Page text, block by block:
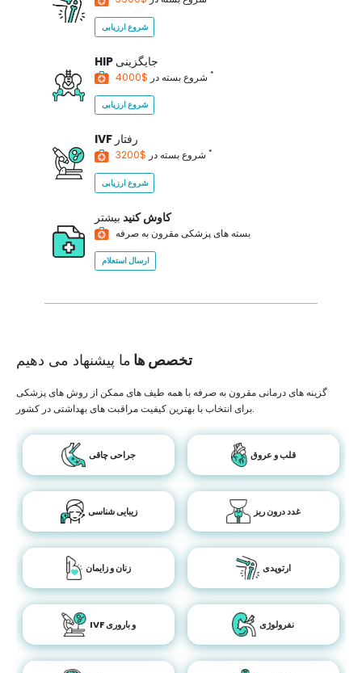
شروع ارزیابی
HIP جایگزینی
شروع بسته در *
شروع ارزیابی
IVF رفتار
شروع بسته در *
شروع ارزیابی
کاوش کنید بیشتر
بسته های پزشکی مقرون به صرفه
ارسال استعلام
تخصص ها ما پیشنهاد می دهیم
گزینه های درمانی مقرون به صرفه با همه طیف های ممکن از روش های پزشکی
برای انتخاب با بهترین کیفیت مراقبت های بهداشتی در کشور.
جراحی چاقی قلب و عروق
زیبایی شناسی غدد درون ریز
زنان و زایمان ارتوپدی
IVF و باروری نفرولوژی